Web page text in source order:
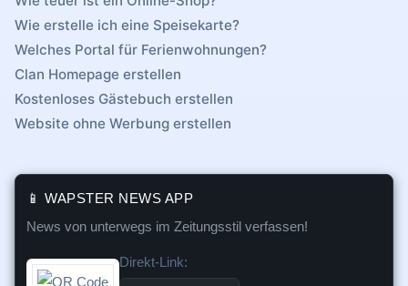
Wie erstelle ich eine Speisekarte?
Welches Portal für Ferienwohnungen?
Clan Homepage erstellen
Kostenloses Gästebuch erstellen
Website ohne Werbung erstellen
📱 WAPSTER NEWS APP
News von unterwegs im Zeitungsstil verfassen!
Direkt-Link: